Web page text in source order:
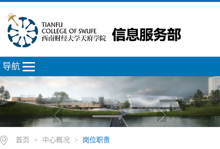
导航
首页 > 中心概况 > 岗位职责